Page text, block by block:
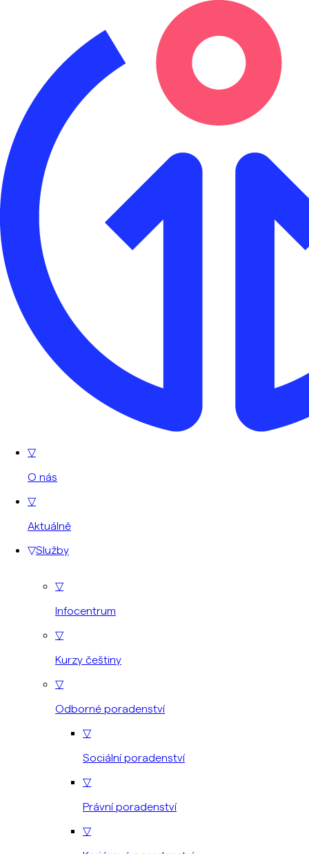
▽
O nás
▽
Aktuálně
▽Služby
▽
Infocentrum
▽
Kurzy češtiny
▽
Odborné poradenství
▽
Sociální poradenství
▽
Právní poradenství
▽